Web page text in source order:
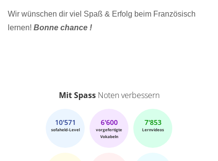
Wir wünschen dir viel Spaß & Erfolg beim Französisch
lernen! Bonne chance !
Mit SpassNoten verbessern
10'571
sofaheld-Level
6'600
vorgefertigte
Vokabeln
7'853
Lernvideos